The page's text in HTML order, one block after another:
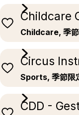
Childcare
Childcare, 季節
Circus
Sports, 季節限
CDD -